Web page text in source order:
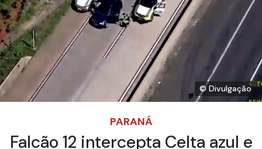
© Divulgação
PARANÁ
Falcão 12 intercepta Celta azul e